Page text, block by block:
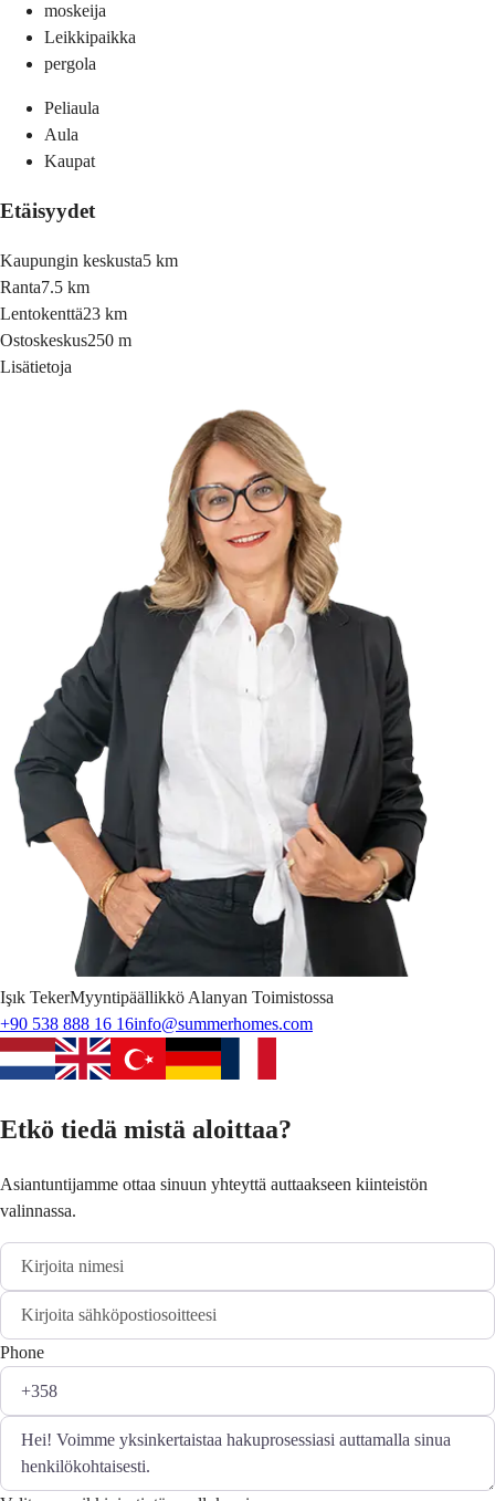
moskeija
Leikkipaikka
pergola
Peliaula
Aula
Kaupat
Etäisyydet
Kaupungin keskusta5 km
Ranta7.5 km
Lentokenttä23 km
Ostoskeskus250 m
Lisätietoja
Işık TekerMyyntipäällikkö Alanyan Toimistossa
+90 538 888 16 16info@summerhomes.com
Etkö tiedä mistä aloittaa?
Asiantuntijamme ottaa sinuun yhteyttä auttaakseen kiinteistön
valinnassa.
Phone